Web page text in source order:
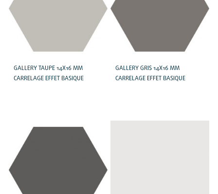
GALLERY TAUPE 14X16 MM
CARRELAGE EFFET BASIQUE
GALLERY GRIS 14X16 MM
CARRELAGE EFFET BASIQUE